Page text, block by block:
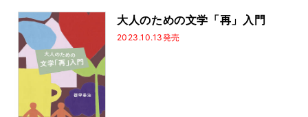
大人のための文学「再」入門
2023.10.13発売